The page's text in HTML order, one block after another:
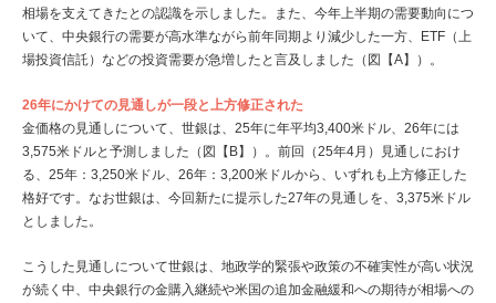
相場を支えてきたとの認識を示しました。また、今年上半期の需要動向につ
いて、中央銀行の需要が高水準ながら前年同期より減少した一方、ETF（上
場投資信託）などの投資需要が急増したと言及しました（図【A】）。
26年にかけての見通しが一段と上方修正された
金価格の見通しについて、世銀は、25年に年平均3,400米ドル、26年には
3,575米ドルと予測しました（図【B】）。前回（25年4月）見通しにおけ
る、25年：3,250米ドル、26年：3,200米ドルから、いずれも上方修正した
格好です。なお世銀は、今回新たに提示した27年の見通しを、3,375米ドル
としました。
こうした見通しについて世銀は、地政学的緊張や政策の不確実性が高い状況
が続く中、中央銀行の金購入継続や米国の追加金融緩和への期待が相場への